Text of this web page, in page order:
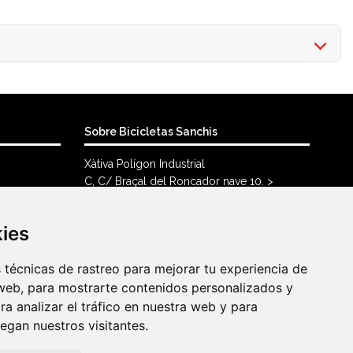
de rastreo para mejorar tu experiencia de
para mostrarte contenidos personalizados y
analizar el tráfico en nuestra web y para
nuestros visitantes.
de rastreo para mejorar tu experiencia de
para mostrarte contenidos personalizados y
analizar el tráfico en nuestra web y para
nuestros visitantes.
Sobre Bicicletas Sanchis
Xàtiva Polígon Industrial
C, C/ Braçal del Roncador nave 10. >